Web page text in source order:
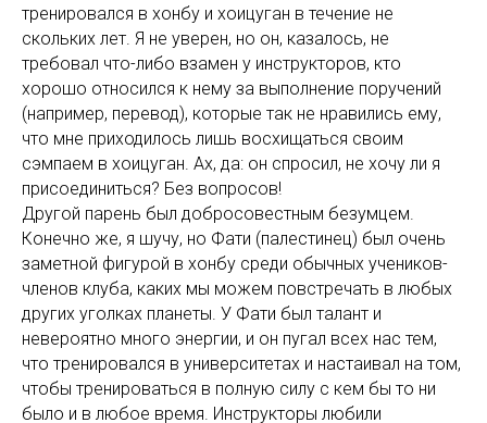
тренировался в хонбу и хоицуган в течение не
скольких лет. Я не уверен, но он, казалось, не
требовал что-либо взамен у инструкторов, кто
хорошо относился к нему за выполнение поручений
(например, перевод), которые так не нравились ему,
что мне приходилось лишь восхищаться своим
сэмпаем в хоицуган. Ах, да: он спросил, не хочу ли я
присоединиться? Без вопросов!
Другой парень был добросовестным безумцем.
Конечно же, я шучу, но Фати (палестинец) был очень
заметной фигурой в хонбу среди обычных учеников-
членов клуба, каких мы можем повстречать в любых
других уголках планеты. У Фати был талант и
невероятно много энергии, и он пугал всех нас тем,
что тренировался в университетах и настаивал на том,
чтобы тренироваться в полную силу с кем бы то ни
было и в любое время. Инструкторы любили